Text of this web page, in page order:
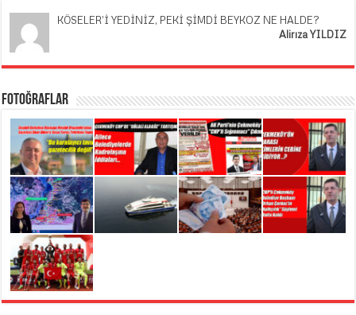
KÖSELER’İ YEDİNİZ, PEKİ ŞİMDİ BEYKOZ NE HALDE?
Alirıza YILDIZ
Fotoğraflar